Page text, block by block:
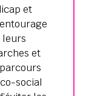
et
leurs
et
social